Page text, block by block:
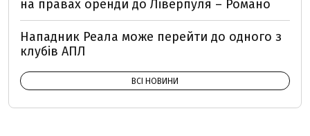
на правах оренди до Ліверпуля – Романо
Нападник Реала може перейти до одного з
клубів АПЛ
ВСІ НОВИНИ